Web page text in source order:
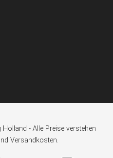
- Alle Preise verstehen
Versandkosten.